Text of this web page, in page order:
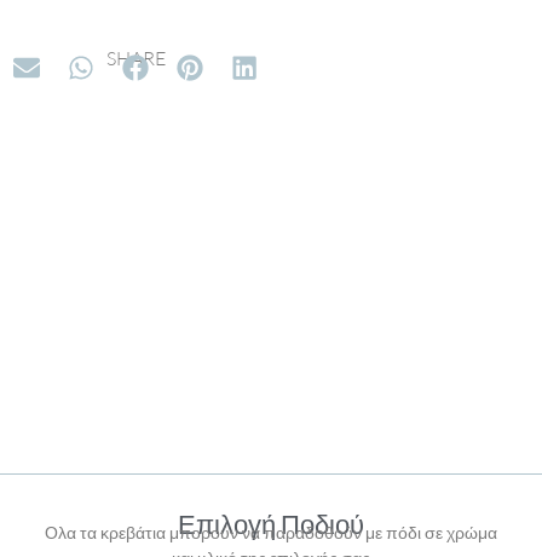
SHARE
Επιλογή Ποδιού
Ολα τα κρεβάτια μπορούν να παραδοθούν με πόδι σε χρώμα